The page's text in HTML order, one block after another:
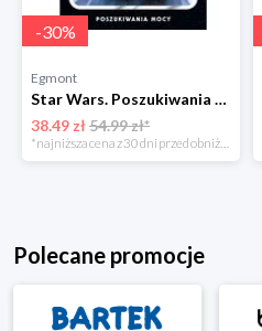
-30%
Egmont
Star Wars. Poszukiwania Mocy. Tom 6 Egmont
38.49 zł54.99 zł*
*najniższa cena z 30 dni przed obniżką
Polecane promocje